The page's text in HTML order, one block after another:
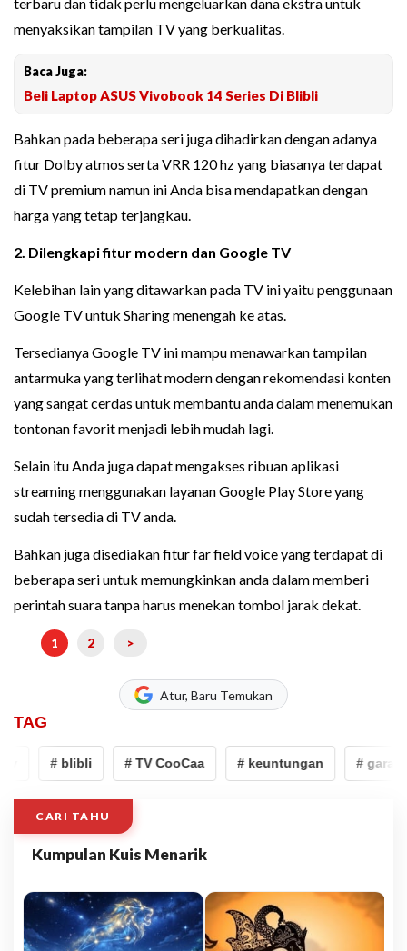
menyaksikan tampilan TV yang berkualitas.
Baca Juga:
Beli Laptop ASUS Vivobook 14 Series Di Blibli
Bahkan pada beberapa seri juga dihadirkan dengan adanya
fitur Dolby atmos serta VRR 120 hz yang biasanya terdapat
di TV premium namun ini Anda bisa mendapatkan dengan
harga yang tetap terjangkau.
2. Dilengkapi fitur modern dan Google TV
Kelebihan lain yang ditawarkan pada TV ini yaitu penggunaan
Google TV untuk Sharing menengah ke atas.
Tersedianya Google TV ini mampu menawarkan tampilan
antarmuka yang terlihat modern dengan rekomendasi konten
yang sangat cerdas untuk membantu anda dalam menemukan
tontonan favorit menjadi lebih mudah lagi.
Selain itu Anda juga dapat mengakses ribuan aplikasi
streaming menggunakan layanan Google Play Store yang
sudah tersedia di TV anda.
Bahkan juga disediakan fitur far field voice yang terdapat di
beberapa seri untuk memungkinkan anda dalam memberi
perintah suara tanpa harus menekan tombol jarak dekat.
1 2 >
Atur, Baru Temukan
TAG
# blibli # TV CooCaa # keuntungan #
CARI TAHU
Kumpulan Kuis Menarik